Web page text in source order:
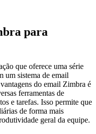
para
que oferece uma série
um sistema de email
do email Zimbra é
ferramentas de
e tarefas. Isso permite que
de forma mais
geral da equipe.